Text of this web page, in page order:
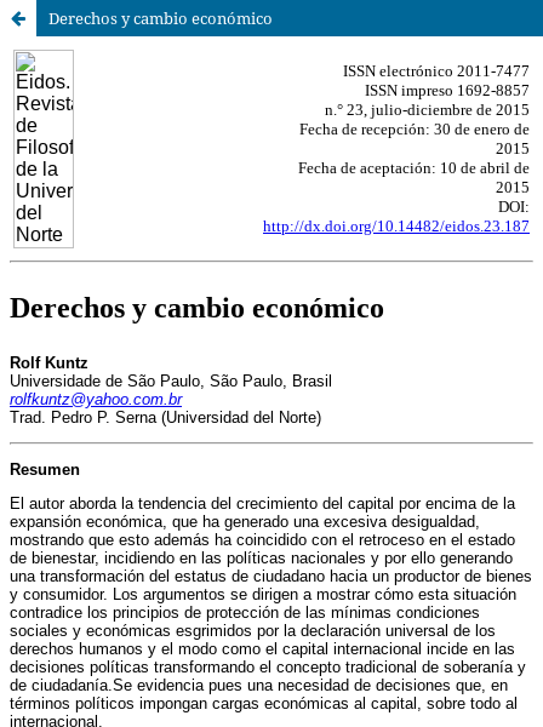
Derechos y cambio económico